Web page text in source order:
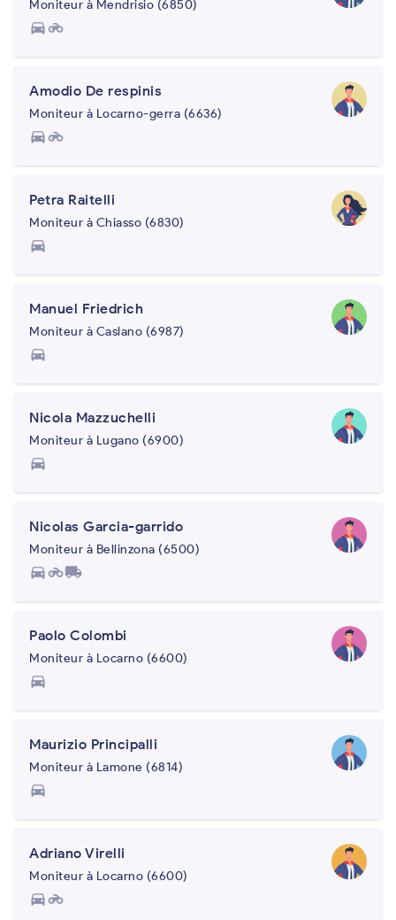
Moniteur à Mendrisio (6850)
directions_carmotorcycle
Amodio De respinis
Moniteur à Locarno-gerra (6636)
directions_carmotorcycle
Petra Raitelli
Moniteur à Chiasso (6830)
directions_car
Manuel Friedrich
Moniteur à Caslano (6987)
directions_car
Nicola Mazzuchelli
Moniteur à Lugano (6900)
directions_car
Nicolas Garcia-garrido
Moniteur à Bellinzona (6500)
directions_carmotorcyclelocal_shipping
Paolo Colombi
Moniteur à Locarno (6600)
directions_car
Maurizio Principalli
Moniteur à Lamone (6814)
directions_car
Adriano Virelli
Moniteur à Locarno (6600)
directions_carmotorcycle